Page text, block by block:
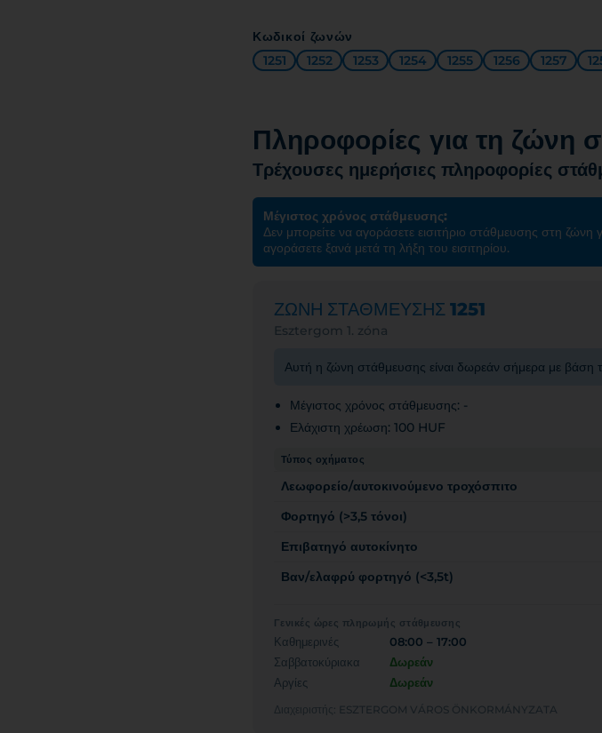
Κωδικοί ζωνών
1251
1252 1253 1254 1255 1256 1257
Πληροφορίες για τη ζώνη
Τρέχουσες ημερήσιες πληροφορίες
Μέγιστος χρόνος στάθμευσης:
Δεν μπορείτε να αγοράσετε εισιτήριο στάθμευσης στη ζώνη
αγοράσετε ξανά μετά τη λήξη του εισιτηρίου.
ΖΩΝΗ ΣΤΑΘΜΕΥΣΗΣ 1251
Esztergom 1. zóna
Αυτή η ζώνη στάθμευσης είναι δωρεάν σήμερα με βάση
Μέγιστος χρόνος στάθμευσης: -
Ελάχιστη χρέωση: 100 HUF
Τύπος οχήματος
Λεωφορείο/αυτοκινούμενο τροχόσπιτο
Φορτηγό (>3,5 τόνοι)
Επιβατηγό αυτοκίνητο
Βαν/ελαφρύ φορτηγό (<3,5t)
Γενικές ώρες πληρωμής στάθμευσης
Καθημερινές
08:00 – 17:00
Σαββατοκύριακα
Δωρεάν
Αργίες
Δωρεάν
Διαχειριστής: ESZTERGOM VÁROS ÖNKORMÁNYZATA